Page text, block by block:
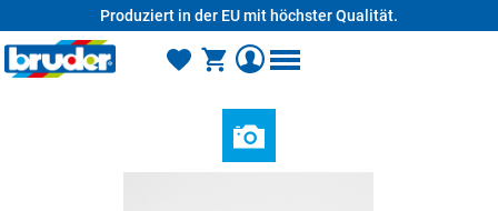
Produziert in der EU mit höchster Qualität.